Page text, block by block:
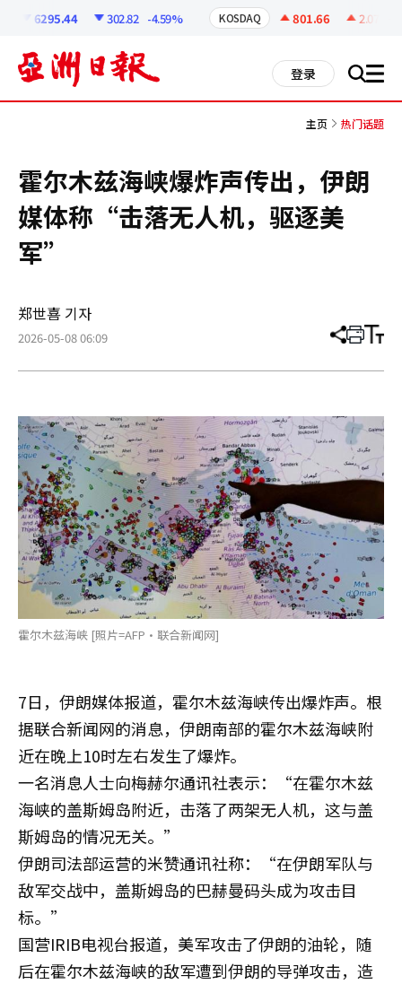
6295.44 302.82 -4.59% KOSDAQ 801.66 2.07
登录 搜 all
主页 热门话题
霍尔木兹海峡爆炸声传出，伊朗
媒体称“击落无人机，驱逐美
军”
郑世喜 기자
2026-05-08 06:09 分
章
打 调
小
霍尔木兹海峡 [照片=AFP·联合新闻网]
7日，伊朗媒体报道，霍尔木兹海峡传出爆炸声。根
据联合新闻网的消息，伊朗南部的霍尔木兹海峡附
近在晚上10时左右发生了爆炸。
一名消息人士向梅赫尔通讯社表示：“在霍尔木兹
海峡的盖斯姆岛附近，击落了两架无人机，这与盖
斯姆岛的情况无关。”
伊朗司法部运营的米赞通讯社称：“在伊朗军队与
敌军交战中，盖斯姆岛的巴赫曼码头成为攻击目
标。”
国营IRIB电视台报道，美军攻击了伊朗的油轮，随
后在霍尔木兹海峡的敌军遭到伊朗的导弹攻击，造